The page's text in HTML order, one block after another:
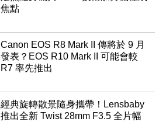
焦點
Canon EOS R8 Mark II 傳將於 9 月
發表？EOS R10 Mark II 可能會較
R7 率先推出
經典旋轉散景隨身攜帶！Lensbaby
推出全新 Twist 28mm F3.5 全片幅